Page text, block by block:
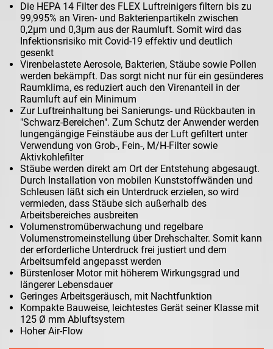
Die HEPA 14 Filter des FLEX Luftreinigers filtern bis zu
99,995% an Viren- und Bakterienpartikeln zwischen
0,2µm und 0,3µm aus der Raumluft. Somit wird das
Infektionsrisiko mit Covid-19 effektiv und deutlich
gesenkt
Virenbelastete Aerosole, Bakterien, Stäube sowie Pollen
werden bekämpft. Das sorgt nicht nur für ein gesünderes
Raumklima, es reduziert auch den Virenanteil in der
Raumluft auf ein Minimum
Zur Luftreinhaltung bei Sanierungs- und Rückbauten in
"Schwarz-Bereichen". Zum Schutz der Anwender werden
lungengängige Feinstäube aus der Luft gefiltert unter
Verwendung von Grob-, Fein-, M/H-Filter sowie
Aktivkohlefilter
Stäube werden direkt am Ort der Entstehung abgesaugt.
Durch Installation von mobilen Kunststoffwänden und
Schleusen läßt sich ein Unterdruck erzielen, so wird
vermieden, dass Stäube sich außerhalb des
Arbeitsbereiches ausbreiten
Volumenstromüberwachung und regelbare
Volumenstromeinstellung über Drehschalter. Somit kann
der erforderliche Unterdruck frei justiert und dem
Arbeitsumfeld angepasst werden
Bürstenloser Motor mit höherem Wirkungsgrad und
längerer Lebensdauer
Geringes Arbeitsgeräusch, mit Nachtfunktion
Kompakte Bauweise, leichtestes Gerät seiner Klasse mit
125 Ø mm Abluftsystem
Hoher Air-Flow